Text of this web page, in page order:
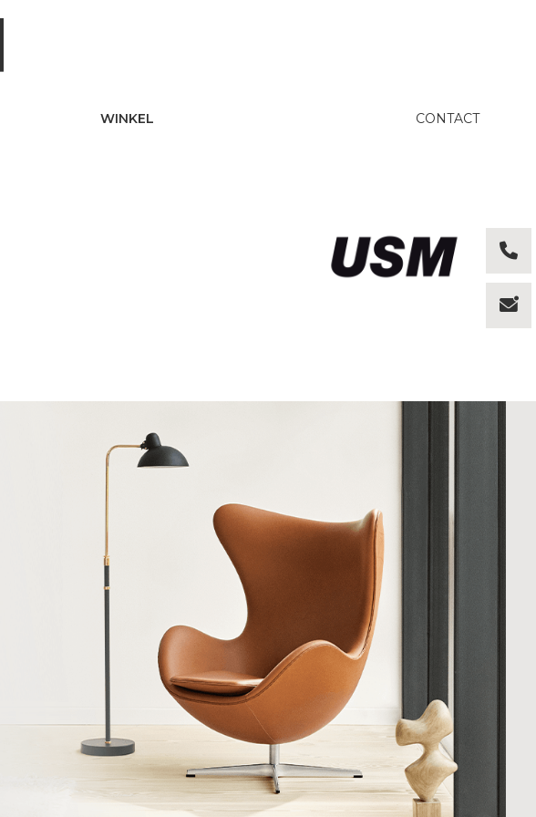
WINKEL CONTACT